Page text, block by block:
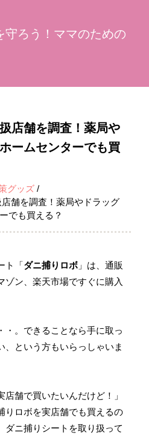
守ろう！ママのための
店舗を調査！薬局や
ームセンターでも買
グッズ/
舗を調査！薬局やドラッグ
でも買える？
ト「ダニ捕りロボ 」は、通販
ゾン、楽天市場ですぐに購入
・。できることなら手に取っ
、という方もいらっしゃいま
舗で買いたいんだけど！」
りロボを実店舗でも買えるの
ダニ捕りシートを取り扱って